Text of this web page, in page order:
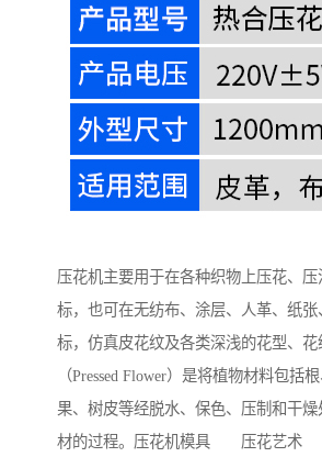
压花机主要用于在各种织物上压花、
标，也可在无纺布、涂层、人革、纸
标，仿真皮花纹及各类深浅的花型
（Pressed Flower）是将植物材料包括
果、树皮等经脱水、保色、压制和干
材的过程。压花机模具 压花艺术